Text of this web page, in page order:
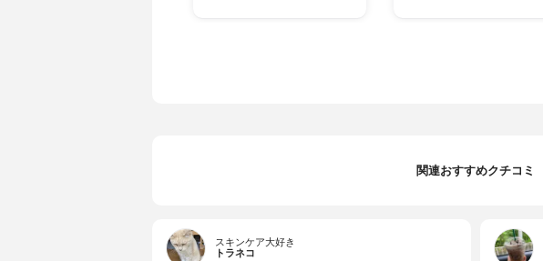
関連おすすめクチコミ
スキンケア大好き
トラネコ